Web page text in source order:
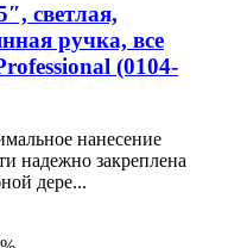
светлая,
ручка, все
(0104-
нанесение
надежно закреплена
дере...